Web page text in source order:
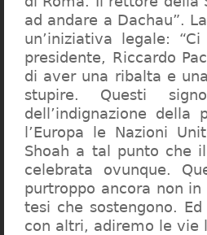
ad andare a Dachau”.
un’iniziativa legale:
presidente, Riccardo
di aver una ribalta e
stupire. Questi
dell’indignazione della
l’Europa le Nazioni
Shoah a tal punto che
celebrata ovunque.
purtroppo ancora non
tesi che sostengono.
con altri, adiremo le vie